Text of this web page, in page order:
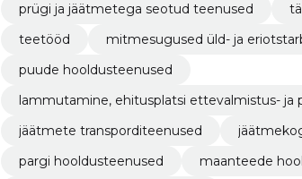
prügi ja jäätmetega seotud teenused
teetööd
mitmesugused üld- ja
puude hooldusteenused
lammutamine, ehitusplatsi ettevalmistus- ja
jäätmete transporditeenused
pargi hooldusteenused
maanteede